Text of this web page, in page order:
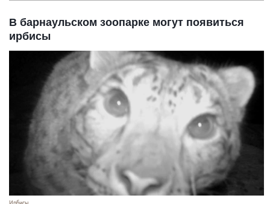
В барнаульском зоопарке могут появиться
ирбисы